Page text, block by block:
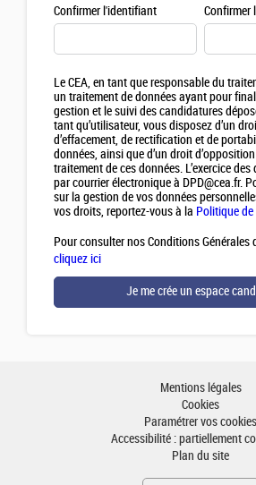
Confirmer l'identifiant Confirmer
Le CEA, en tant que responsable du
un traitement de données ayant pour
gestion et le suivi des candidatures
tant qu’utilisateur, vous disposez d’un
d’effacement, de rectification et de
données, ainsi que d’un droit
traitement de ces données. L’exercice des
par courrier électronique à DPD@cea.fr.
sur la gestion de vos données
vos droits, reportez-vous à la Politique
Pour consulter nos Conditions Générales
cliquez ici
Mentions légales
Cookies
Paramétrer vos cookies
Accessibilité : partiellement
Plan du site